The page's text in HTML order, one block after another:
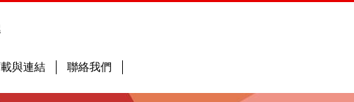
與連結 聯絡我們